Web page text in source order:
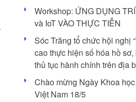
Workshop: ỨNG DỤNG
và IoT VÀO THỰC TIỄN
Sóc Trăng tổ chức hội nghị
cao thực hiện số hóa hồ
thủ tục hành chính trên địa
Chào mừng Ngày Khoa
Việt Nam 18/5